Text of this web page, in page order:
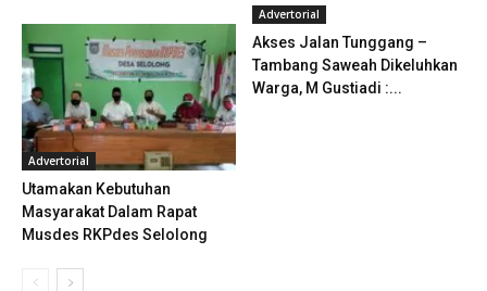
Advertorial
Utamakan Kebutuhan
Masyarakat Dalam Rapat
Musdes RKPdes Selolong
Advertorial
Akses Jalan Tunggang –
Tambang Saweah Dikeluhkan
Warga, M Gustiadi :...